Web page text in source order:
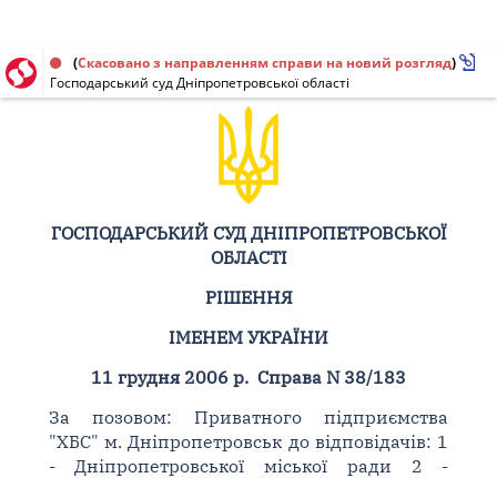
Рішення від 11.12.2006 № 38/183
(Скасовано з направленням справи на новий розгляд)
Господарський суд Дніпропетровської області
ГОСПОДАРСЬКИЙ СУД ДНІПРОПЕТРОВСЬКОЇ
ОБЛАСТІ
РІШЕННЯ
ІМЕНЕМ УКРАЇНИ
11 грудня 2006 р. Справа N 38/183
За позовом: Приватного підприємства
"ХБС" м. Дніпропетровськ до відповідачів: 1
- Дніпропетровської міської ради 2 -